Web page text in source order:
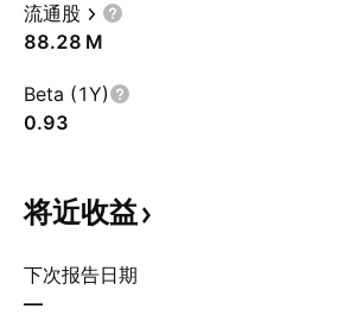
流通股
‪88.28 M‬
Beta (1Y)
0.93
将近收益
下次报告日期
—